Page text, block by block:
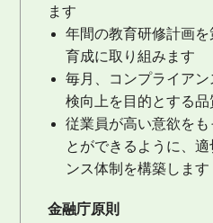
ます
年間の教育研修計画
育成に取り組みます
毎月、コンプライア
検向上を目的とする
従業員が高い意欲を
とができるように、
ンス体制を構築します
金融庁原則